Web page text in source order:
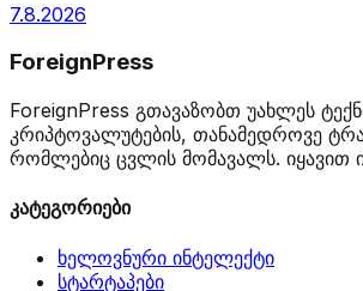
7.8.2026
ForeignPress
ForeignPress გთავაზობთ უახლეს
კრიპტოვალუტების, თანამედროვე
რომლებიც ცვლის მომავალს. იყავით
კატეგორიები
ხელოვნური ინტელექტი
სტარტაპები